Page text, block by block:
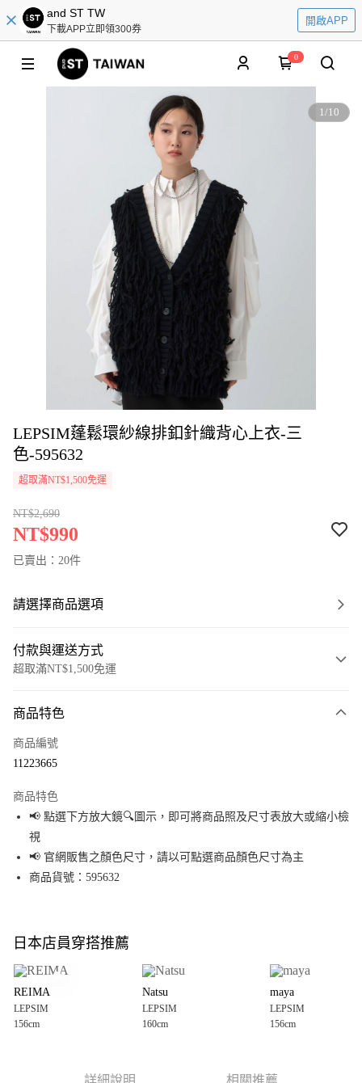
and ST TW
下載APP立即領300券
開啟APP
0
1/10
LEPSIM蓬鬆環紗線排釦針織背心上衣-三
色-595632
超取滿NT$1,500免運
NT$2,690
NT$990
已賣出：20件
請選擇商品選項
付款與運送方式
超取滿NT$1,500免運
信用卡一次付款
Apple Pay
街口支付
悠遊付
全盈+PAY
大哥付你分期
1.本服務由台灣大哥大提供，台灣大哥大用戶可立即使用無須另外申請。
2.付款方式選擇「大哥付你分期」，訂單成立後會自動跳轉到大哥付的交易
3.實際核准額度、可分期數及費用金額請依後續交易確認頁面所載為準。
AFTEE先享後付
商品特色
商品編號
11223665
商品特色
📢 點選下方放大鏡🔍圖示，即可將商品照及尺寸表放大或縮小檢
視
📢 官網販售之顏色尺寸，請以可點選商品顏色尺寸為主
商品貨號：595632
日本店員穿搭推薦
REIMA
LEPSIM
156cm
Natsu
LEPSIM
160cm
maya
LEPSIM
156cm
詳細說明 相關推薦